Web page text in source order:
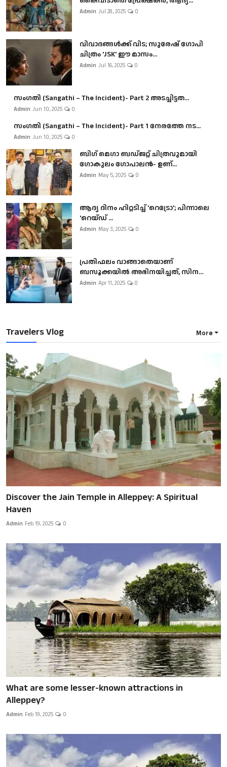
Admin Jul 28, 2025 0
വിവാദങ്ങൾക്ക് വിട; സുരേഷ് ഗോപി
ചിത്രം 'JSK' ഈ മാസം...
Admin Jul 16, 2025 0
സംഗതി (Sangathi – The Incident)- Part 2 അടച്ചിട്ടത...
Admin Jun 10, 2025 0
സംഗതി (Sangathi – The Incident)- Part 1 നേരത്തേ നട...
Admin Jun 10, 2025 0
ബി​ഗ് മെഗാ ബഡ്ജറ്റ് ചിത്രവുമായി
ഗോകുലം ഗോപാലൻ- ഉണ്...
Admin May 5, 2025 0
ആദ്യ ദിനം ഹിറ്റടിച്ച് 'റെട്രോ'; പിന്നാലെ
'റെയ്ഡ് ...
Admin May 3, 2025 0
പ്രതിഫലം വാങ്ങാതെയാണ്
ബസൂക്കയില്‍ അഭിനയിച്ചത്, സിന...
Admin Apr 11, 2025 0
Travelers Vlog More
Discover the Jain Temple in Alleppey: A Spiritual
Haven
Admin Feb 19, 2025 0
What are some lesser-known attractions in
Alleppey?
Admin Feb 19, 2025 0